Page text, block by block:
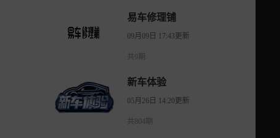
易车修理铺
09月09日 17:43更新
共9期
新车体验
05月26日 14:20更新
共804期